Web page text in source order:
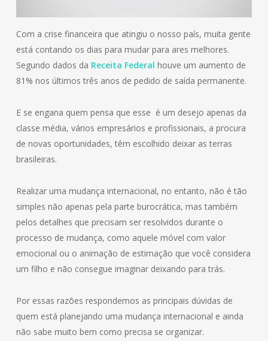
Com a crise financeira que atingiu o nosso país, muita gente
está contando os dias para mudar para ares melhores.
Segundo dados da Receita Federal houve um aumento de
81% nos últimos três anos de pedido de saída permanente.
E se engana quem pensa que esse é um desejo apenas da
classe média, vários empresários e profissionais, a procura
de novas oportunidades, têm escolhido deixar as terras
brasileiras.
Realizar uma mudança internacional, no entanto, não é tão
simples não apenas pela parte burocrática, mas também
pelos detalhes que precisam ser resolvidos durante o
processo de mudança, como aquele móvel com valor
emocional ou o animação de estimação que você considera
um filho e não consegue imaginar deixando para trás.
Por essas razões respondemos as principais dúvidas de
quem está planejando uma mudança internacional e ainda
não sabe muito bem como precisa se organizar.